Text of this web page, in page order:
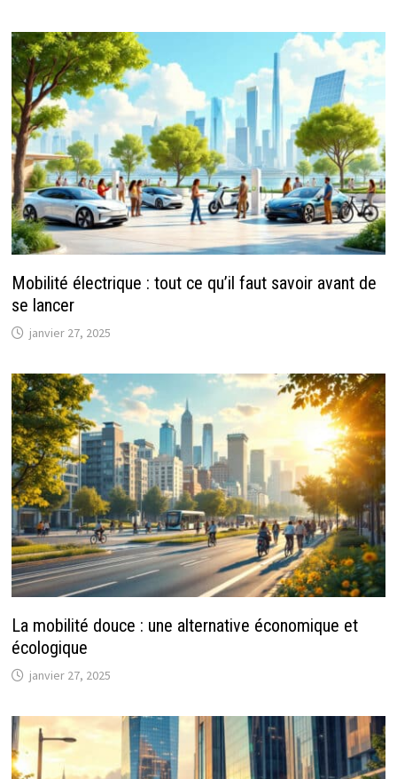
Mobilité électrique : tout ce qu’il faut savoir avant de
se lancer
janvier 27, 2025
La mobilité douce : une alternative économique et
écologique
janvier 27, 2025